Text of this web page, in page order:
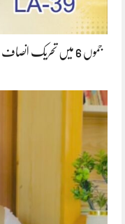
جموں 6 میں تحریک